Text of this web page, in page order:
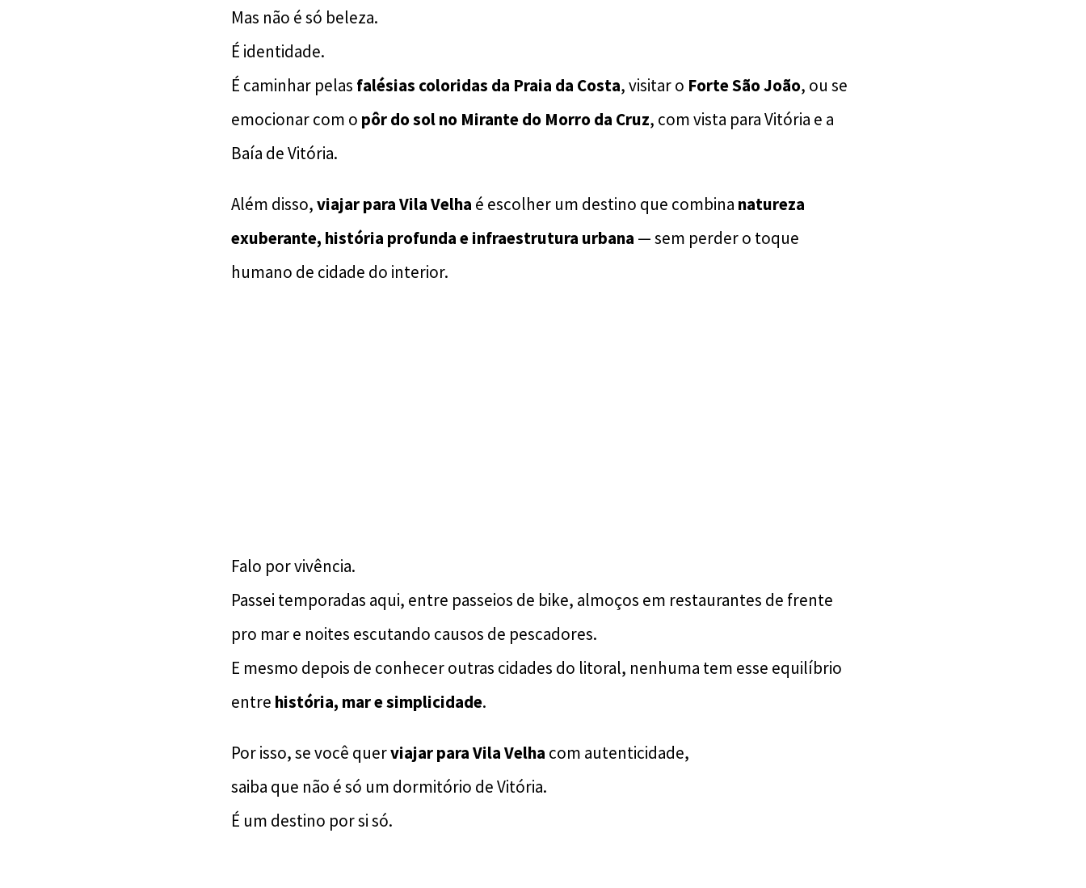
Mas não é só beleza.
É identidade.
É caminhar pelas falésias coloridas da Praia da Costa, visitar o Forte São João, ou se
emocionar com o pôr do sol no Mirante do Morro da Cruz, com vista para Vitória e a
Baía de Vitória.
Além disso,viajar para Vila Velha é escolher um destino que combina natureza
exuberante, história profunda e infraestrutura urbana — sem perder o toque
humano de cidade do interior.
Falo por vivência.
Passei temporadas aqui, entre passeios de bike, almoços em restaurantes de frente
pro mar e noites escutando causos de pescadores.
E mesmo depois de conhecer outras cidades do litoral, nenhuma tem esse equilíbrio
entre história, mar e simplicidade.
Por isso, se você querviajar para Vila Velha com autenticidade,
saiba que não é só um dormitório de Vitória.
É um destino por si só.